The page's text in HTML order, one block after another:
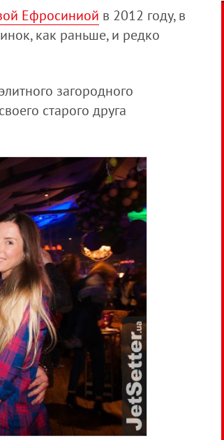
Ефросиниой в 2012 году, в
как раньше, и редко
загородного
старого друга